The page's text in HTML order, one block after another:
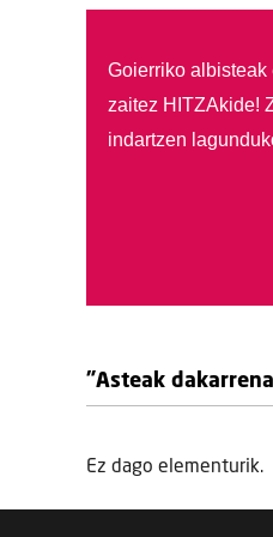
Goierriko
zaitez HITZAkide!
indartzen
"Asteak
Ez dago elementurik.